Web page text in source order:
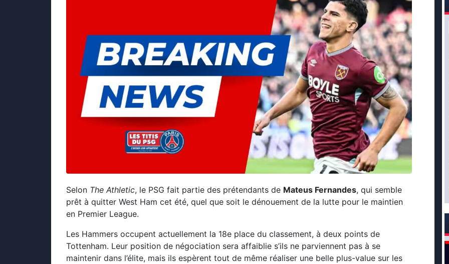
Selon The Athletic, le PSG fait partie des prétendants de Mateus Fernandes, qui semble
prêt à quitter West Ham cet été, quel que soit le dénouement de la lutte pour le maintien
en Premier League.
Les Hammers occupent actuellement la 18e place du classement, à deux points de
Tottenham. Leur position de négociation sera affaiblie s’ils ne parviennent pas à se
maintenir dans l’élite, mais ils espèrent tout de même réaliser une belle plus-value sur les